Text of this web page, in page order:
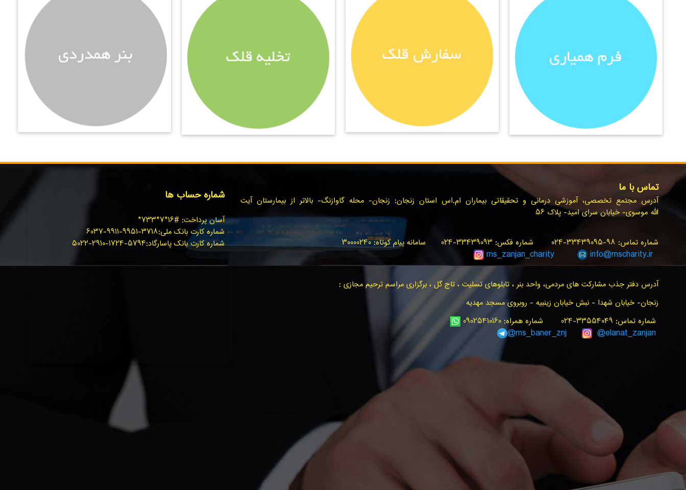
تماس با ما
آدرس مجتمع تخصصی، آموزشی درمانی و تحقیقاتی بیماران ام.اس استان زنجان: زنجان- محله گاوازنگ- بالاتر از بیمارستان آیت
الله موسوی- خیابان سرای امید- پلاک ۵۶
شماره تماس: ۹۸-۳۳۴۳۹۰۹۵-۰۲۴ شماره فکس: ۳۳۴۳۹۰۹۳-۰۲۴ سامانه پیام کوتاه: ۳۰۰۰۰۲۴۰
ms_zanjan_charity info@mscharity.ir
آدرس دفتر جذب مشارکت های مردمی، واحد بنر ، تابلوهای تسلیت ، تاج گل ، برگزاری مراسم ترحیم مجازی :
زنجان- خیابان شهدا - نبش خیابان زینبیه - روبروی مسجد مهدیه
شماره تماس: ۳۳۵۵۴۰۴۹-۰۲۴ شماره همراه: ۰۹۰۲۵۴۱۰۱۶۰
ms_baner_znj
@elanat_zanjan@
شماره حساب ها
آسان پرداخت: #۱۶*۷*۷۳۳*
شماره کارت بانک ملی:۳۷۱۸-۹۹۵۱-۹۹۱۱-۶۰۳۷
شماره کارت بانک پاسارگاد:۵۷۹۴-۱۷۲۴-۲۹۱۰-۵۰۲۲